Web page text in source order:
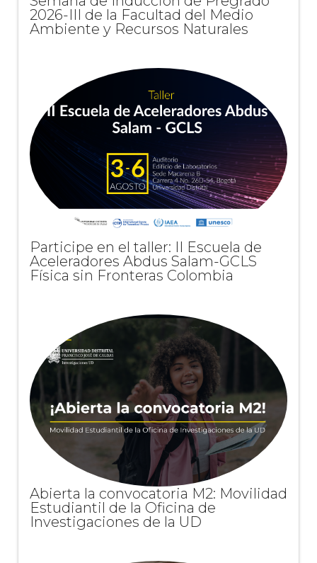
2026-III de la Facultad del Medio
Ambiente y Recursos Naturales
Participe en el taller: II Escuela de
Aceleradores Abdus Salam-GCLS
Física sin Fronteras Colombia
Abierta la convocatoria M2: Movilidad
Estudiantil de la Oficina de
Investigaciones de la UD